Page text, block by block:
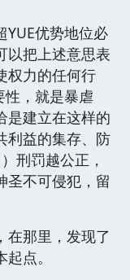
优势地位必
以把上述意思表
权力的任何行
性，就是暴虐
是建立在这样的
利益的集存、防
刑罚越公正，
圣不可侵犯，留
那里，发现了
点。